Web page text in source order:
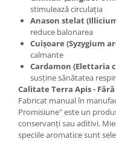
stimulează circulația
Anason stelat
reduce balonarea
Cuișoare (Syzygium
calmante
Cardamon (Elettaria
susține sănătatea
Calitate Terra Apis -
Fabricat manual în
Promisiune" este un
conservanți sau aditivi.
speciile aromatice sunt